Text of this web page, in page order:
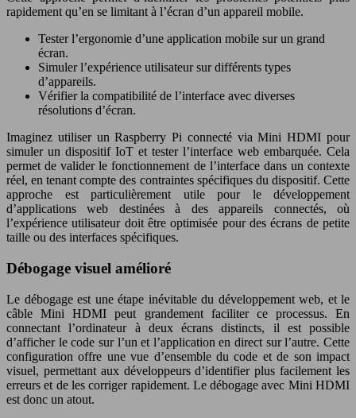
rapidement qu’en se limitant à l’écran d’un appareil mobile.
Tester l’ergonomie d’une application mobile sur un grand
écran.
Simuler l’expérience utilisateur sur différents types
d’appareils.
Vérifier la compatibilité de l’interface avec diverses
résolutions d’écran.
Imaginez utiliser un Raspberry Pi connecté via Mini HDMI pour
simuler un dispositif IoT et tester l’interface web embarquée. Cela
permet de valider le fonctionnement de l’interface dans un contexte
réel, en tenant compte des contraintes spécifiques du dispositif. Cette
approche est particulièrement utile pour le développement
d’applications web destinées à des appareils connectés, où
l’expérience utilisateur doit être optimisée pour des écrans de petite
taille ou des interfaces spécifiques.
Débogage visuel amélioré
Le débogage est une étape inévitable du développement web, et le
câble Mini HDMI peut grandement faciliter ce processus. En
connectant l’ordinateur à deux écrans distincts, il est possible
d’afficher le code sur l’un et l’application en direct sur l’autre. Cette
configuration offre une vue d’ensemble du code et de son impact
visuel, permettant aux développeurs d’identifier plus facilement les
erreurs et de les corriger rapidement. Le débogage avec Mini HDMI
est donc un atout.